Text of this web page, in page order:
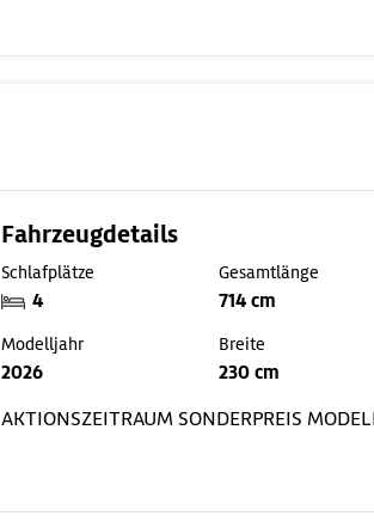
Fahrzeugdetails
Schlafplätze
4
Gesamtlänge
714 cm
Modelljahr
2026
Breite
230 cm
AKTIONSZEITRAUM SONDERPREIS